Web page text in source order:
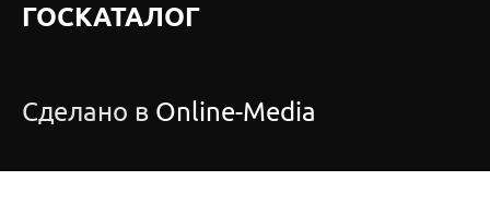
ГОСКАТАЛОГ
Сделано в Online-Media